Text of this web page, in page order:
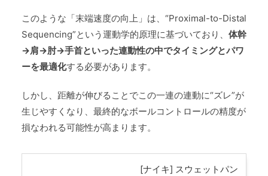
このような「末端速度の向上」は、“Proximal-to-Distal
Sequencing”という運動学的原理に基づいており、 体幹
→肩→肘→手首といった連動性の中でタイミングとパワ
ーを最適化する必要があります。
しかし、距離が伸びることでこの一連の連動に“ズレ”が
生じやすくなり、最終的なボールコントロールの精度が
損なわれる可能性が高まります。
[ナイキ] スウェットパン